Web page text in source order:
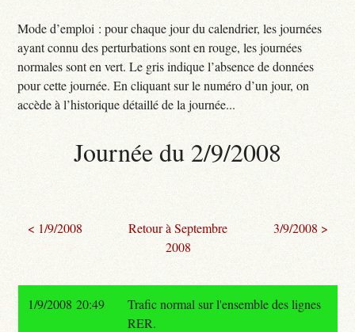
Mode d’emploi : pour chaque jour du calendrier, les journées
ayant connu des perturbations sont en rouge, les journées
normales sont en vert. Le gris indique l’absence de données
pour cette journée. En cliquant sur le numéro d’un jour, on
accède à l’historique détaillé de la journée...
Journée du 2/9/2008
< 1/9/2008
Retour à Septembre
2008
3/9/2008 >
1/9/2008 20:49
Trafic normal sur l'ensemble des lignes
RER.